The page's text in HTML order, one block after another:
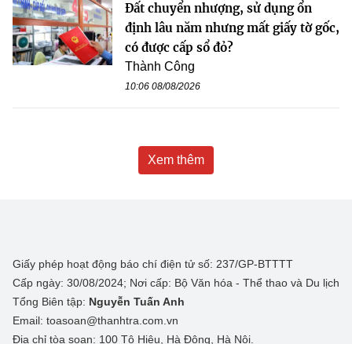
Đất chuyển nhượng, sử dụng ổn
định lâu năm nhưng mất giấy tờ gốc,
có được cấp sổ đỏ?
Thành Công
10:06 08/08/2026
Xem thêm
Giấy phép hoạt động báo chí điện tử số: 237/GP-BTTTT
Cấp ngày: 30/08/2024; Nơi cấp: Bộ Văn hóa - Thể thao và Du lịch
Tổng Biên tập: Nguyễn Tuấn Anh
Email: toasoan@thanhtra.com.vn
Địa chỉ tòa soạn: 100 Tô Hiệu, Hà Đông, Hà Nội.